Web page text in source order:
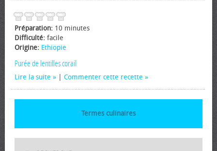
Préparation: 10 minutes
Difficulté: facile
Origine: Ethiopie
Purée de lentilles corail
Lire la suite Commenter cette recette
Termes culinaires